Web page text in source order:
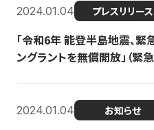
2024.01.04 プレスリリース
「令和6年 能登半島地震、
ングラントを無償開放」（緊
2024.01.04 お知らせ